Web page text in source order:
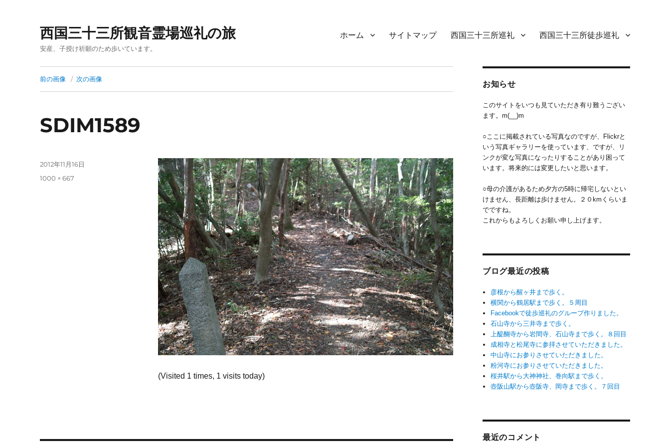
西国三十三所観音霊場巡礼の旅
安産、子授け祈願のため歩いています。
ホーム サイトマップ 西国三十三所巡礼 西国三十三所徒歩巡礼
前の画像 次の画像
SDIM1589
(Visited 1 times, 1 visits today)
投
2012年11月16日
フ
1000 × 667
お知らせ
このサイトをいつも見ていただき有り難うござい
ます。m(__)m
○ここに掲載されている写真なのですが、Flickrと
いう写真ギャラリーを使っています、ですが、リ
ンクが変な写真になったりすることがあり困って
います。将来的には変更したいと思います。
○母の介護があるため夕方の5時に帰宅しないとい
けません、長距離は歩けません。２０kmくらいま
でですね。
これからもよろしくお願い申し上げます。
ブログ最近の投稿
彦根から醒ヶ井まで歩く。
横関から鶴居駅まで歩く。５周目
Facebookで徒歩巡礼のグループ作りました。
石山寺から三井寺まで歩く。
上醍醐寺から岩間寺、石山寺まで歩く。８回目
成相寺と松尾寺に参拝させていただきました。
中山寺にお参りさせていただきました。
粉河寺にお参りさせていただきました。
桜井駅から大神神社、巻向駅まで歩く。
壺阪山駅から壺阪寺、岡寺まで歩く。７回目
最近のコメント